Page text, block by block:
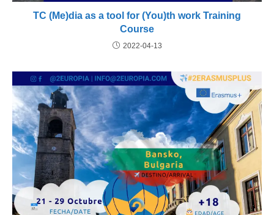
TC (Me)dia as a tool for (You)th work Training
Course
2022-04-13